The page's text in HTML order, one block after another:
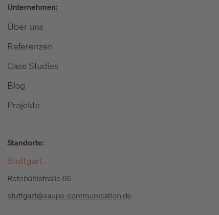
Unternehmen:
Über uns
Referenzen
Case Studies
Blog
Projekte
Standorte:
Stuttgart
Rotebühlstraße 66
stuttgart@saupe-communication.de